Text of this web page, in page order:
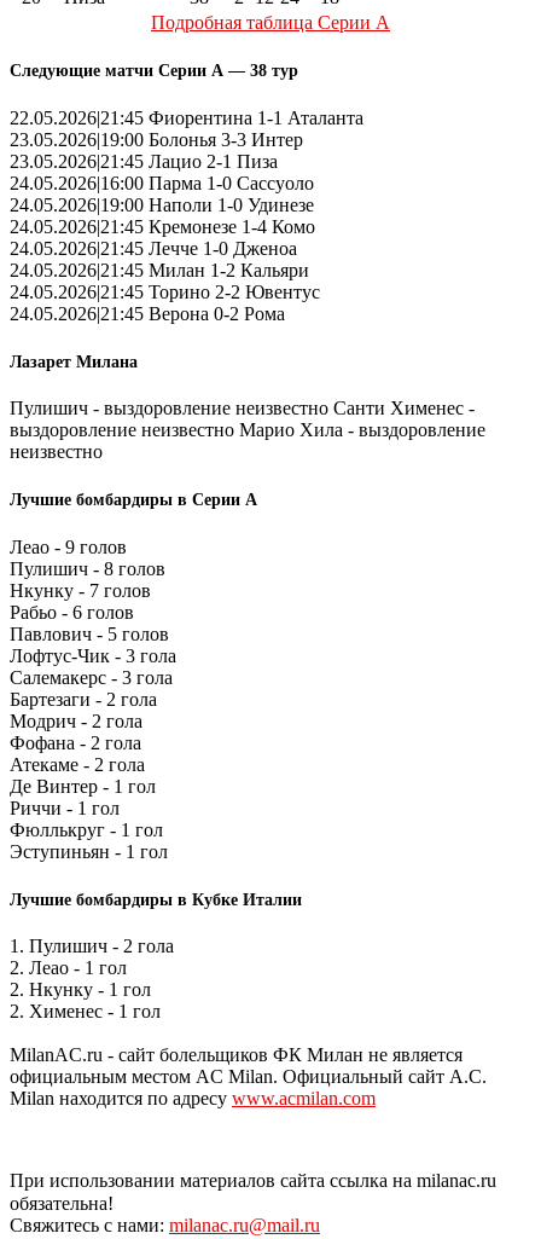
Подробная таблица Серии А
Следующие матчи Серии А — 38 тур
22.05.2026|21:45 Фиорентина 1-1 Аталанта
23.05.2026|19:00 Болонья 3-3 Интер
23.05.2026|21:45 Лацио 2-1 Пиза
24.05.2026|16:00 Парма 1-0 Сассуоло
24.05.2026|19:00 Наполи 1-0 Удинезе
24.05.2026|21:45 Кремонезе 1-4 Комо
24.05.2026|21:45 Лечче 1-0 Дженоа
24.05.2026|21:45 Милан 1-2 Кальяри
24.05.2026|21:45 Торино 2-2 Ювентус
24.05.2026|21:45 Верона 0-2 Рома
Лазарет Милана
Пулишич - выздоровление неизвестно Санти Хименес -
выздоровление неизвестно Марио Хила - выздоровление
неизвестно
Лучшие бомбардиры в Серии А
Леао - 9 голов
Пулишич - 8 голов
Нкунку - 7 голов
Рабьо - 6 голов
Павлович - 5 голов
Лофтус-Чик - 3 гола
Салемакерс - 3 гола
Бартезаги - 2 гола
Модрич - 2 гола
Фофана - 2 гола
Атекаме - 2 гола
Де Винтер - 1 гол
Риччи - 1 гол
Фюллькруг - 1 гол
Эступиньян - 1 гол
Лучшие бомбардиры в Кубке Италии
1. Пулишич - 2 гола
2. Леао - 1 гол
2. Нкунку - 1 гол
2. Хименес - 1 гол
MilanAC.ru - сайт болельщиков ФК Милан не является
официальным местом AC Milan. Официальный сайт A.C.
Milan находится по адресу www.acmilan.com
При использовании материалов сайта ссылка на milanac.ru
обязательна!
Свяжитесь с нами: milanac.ru@mail.ru